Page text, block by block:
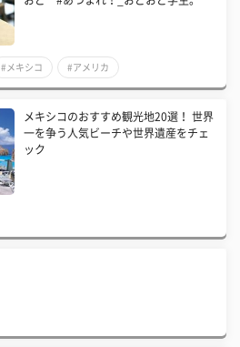
#メキシコ #アメリカ
メキシコのおすすめ観光地20選！ 世界
一を争う人気ビーチや世界遺産をチェ
ック